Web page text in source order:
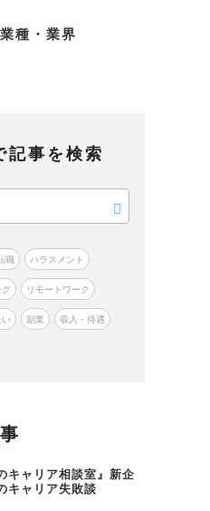
業種・業界
記事を検索
職 ハラスメント
グ リモートワーク
副業 収入・待遇
キャリア相談室』新企
キャリア失敗談